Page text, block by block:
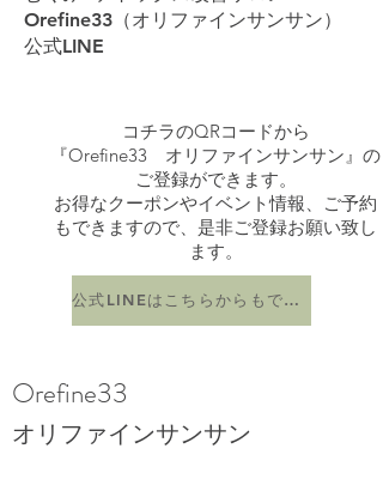
Orefine33（オリファインサンサン）
公式LINE
コチラのQRコードから
『Orefine33 オリファインサンサン』の
ご登録ができます。
お得なクーポンやイベント情報、ご予約
もできますので、是非ご登録お願い致し
ます。
公式LINEはこちらからもできます
Orefine33
オリファインサンサン